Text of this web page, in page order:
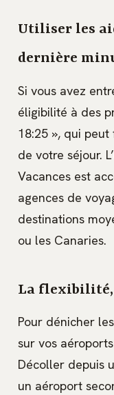
Utiliser les
dernière
Si vous avez
éligibilité à des
18:25 », qui
de votre séjour.
Vacances est
agences de
destinations
ou les Canaries.
La flexibilité,
Pour dénicher
sur vos
Décoller depuis
un aéroport